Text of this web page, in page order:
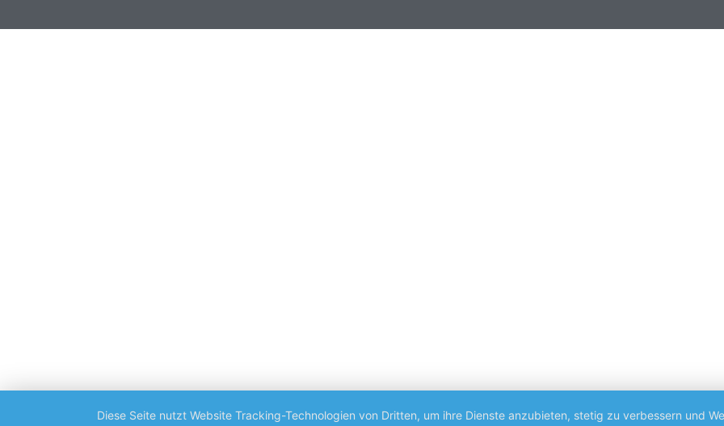
Diese Seite nutzt Website Tracking-Technologien von Dritten, um ihre Dienste anzubieten, stetig zu verbessern und